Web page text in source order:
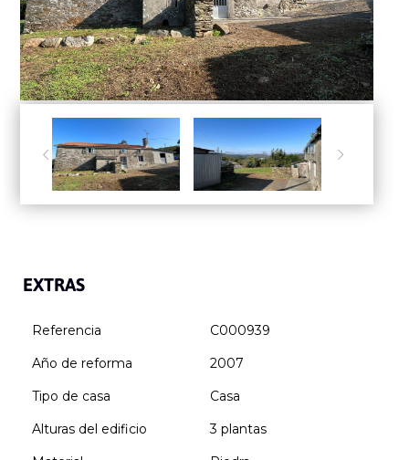
 
EXTRAS
Referencia
C000939
Año de reforma
2007
Tipo de casa
Casa
Alturas del edificio
3 plantas